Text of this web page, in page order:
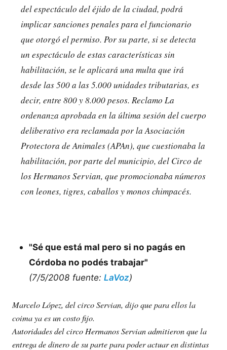
del espectáculo del éjido de la ciudad, podrá
implicar sanciones penales para el funcionario
que otorgó el permiso. Por su parte, si se detecta
un espectáculo de estas características sin
habilitación, se le aplicará una multa que irá
desde las 500 a las 5.000 unidades tributarias, es
decir, entre 800 y 8.000 pesos. Reclamo La
ordenanza aprobada en la última sesión del cuerpo
deliberativo era reclamada por la Asociación
Protectora de Animales (APAn), que cuestionaba la
habilitación, por parte del municipio, del Circo de
los Hermanos Servian, que promocionaba números
con leones, tigres, caballos y monos chimpacés.
"Sé que está mal pero si no pagás en
Córdoba no podés trabajar"
(7/5/2008 fuente:LaVoz)
Marcelo López, del circo Servian, dijo que para ellos la
coima ya es un costo fijo.
Autoridades del circo Hermanos Servian admitieron que la
entrega de dinero de su parte para poder actuar en distintas